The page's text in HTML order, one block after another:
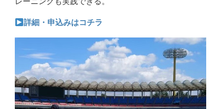
レーニングも実践できる。
詳細・申込みはコチラ